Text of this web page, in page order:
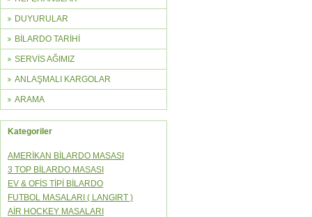
DUYURULAR
BİLARDO TARİHİ
SERVİS AĞIMIZ
ANLAŞMALI KARGOLAR
ARAMA
Kategoriler
AMERİKAN BİLARDO MASASI
3 TOP BİLARDO MASASI
EV & OFİS TİPİ BİLARDO
FUTBOL MASALARI ( LANGIRT )
AİR HOCKEY MASALARI